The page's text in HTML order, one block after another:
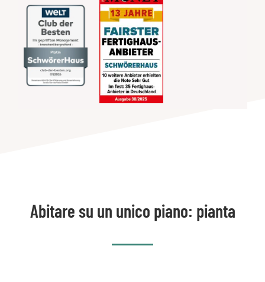
Abitare su un unico piano: pianta